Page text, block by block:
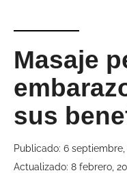
Masaje
sus
Publicado: 6 septiembre,
Actualizado: 8 febrero,